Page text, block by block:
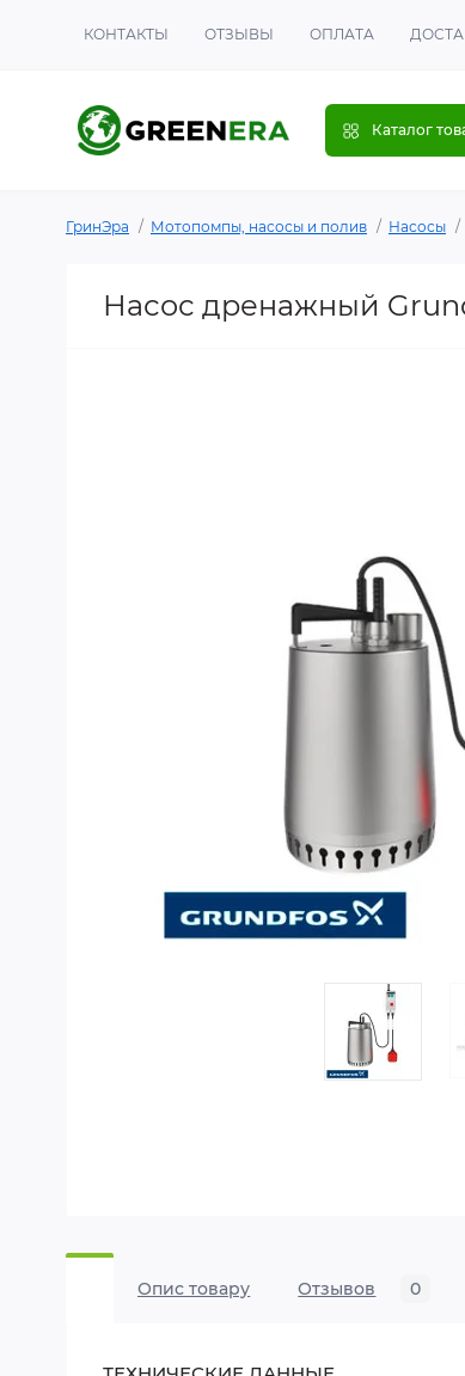
КОНТАКТЫ ОТЗЫВЫ ОПЛАТА
Каталог
ГринЭра Мотопомпы, насосы и полив Насосы
Насос дренажный
Опис товару Отзывов 0